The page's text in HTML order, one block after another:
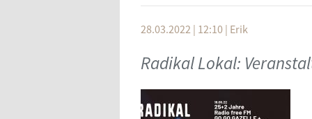
28.03.2022 | 12:10 | Erik
Radikal Lokal: